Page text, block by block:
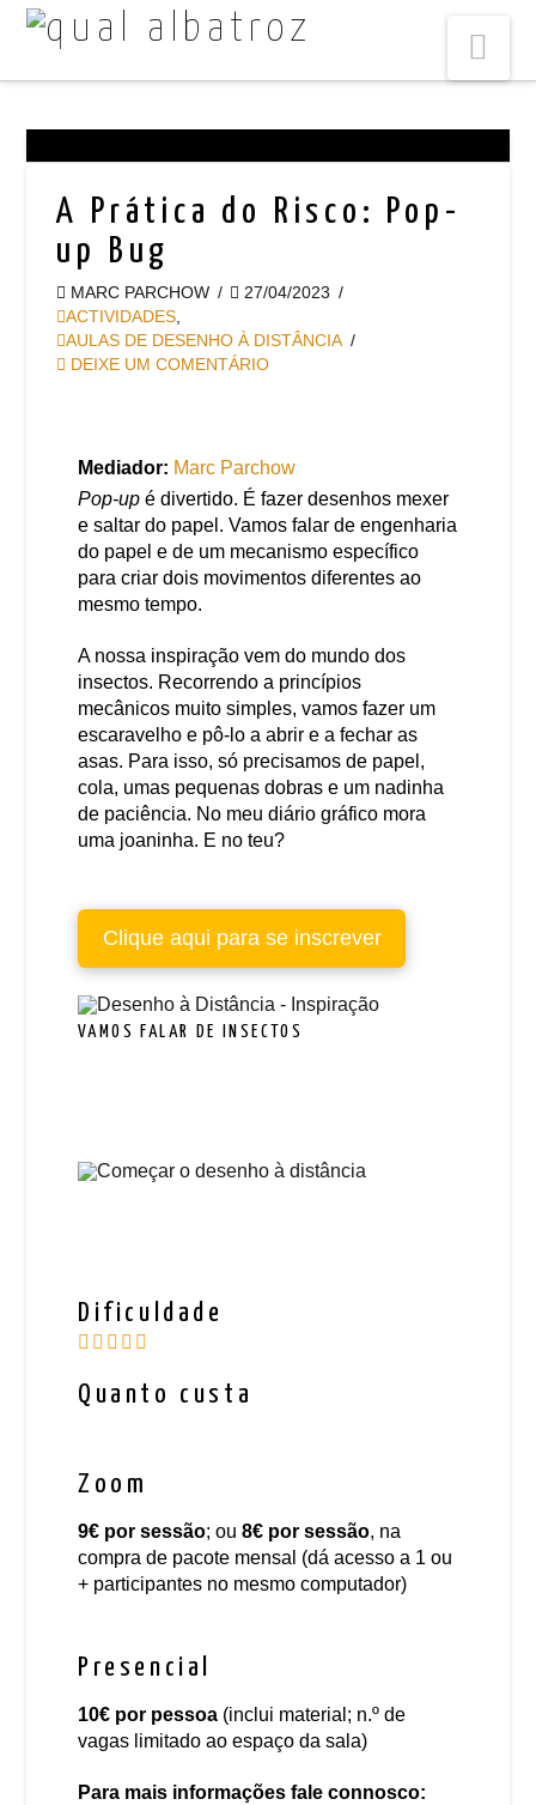
A Prática do Risco: Pop-
up Bug
MARC PARCHOW
27/04/2023
ACTIVIDADES
AULAS DE DESENHO À DISTÂNCIA
DEIXE UM COMENTÁRIO
Mediador: Marc Parchow
Pop-up é divertido. É fazer desenhos mexer
e saltar do papel. Vamos falar de engenharia
do papel e de um mecanismo específico
para criar dois movimentos diferentes ao
mesmo tempo.
A nossa inspiração vem do mundo dos
insectos. Recorrendo a princípios
mecânicos muito simples, vamos fazer um
escaravelho e pô-lo a abrir e a fechar as
asas. Para isso, só precisamos de papel,
cola, umas pequenas dobras e um nadinha
de paciência. No meu diário gráfico mora
uma joaninha. E no teu?
Clique aqui para se inscrever
VAMOS FALAR DE INSECTOS
Dificuldade
Quanto custa
Zoom
9€ por sessão; ou 8€ por sessão, na
compra de pacote mensal (dá acesso a 1 ou
+ participantes no mesmo computador)
Presencial
10€ por pessoa (inclui material; n.º de
vagas limitado ao espaço da sala)
Para mais informações fale connosco: